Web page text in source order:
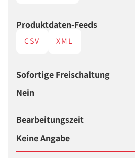
Produktdaten-Feeds
CSV XML
Sofortige Freischaltung
Nein
Bearbeitungszeit
Keine Angabe